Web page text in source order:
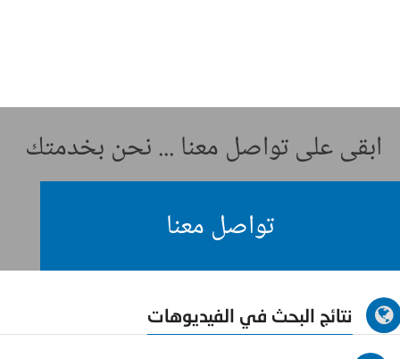
ابقى على تواصل معنا ... نحن بخدمتك
تواصل معنا
نتائج البحث في الفيديوهات